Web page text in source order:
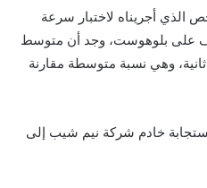
الذي أجريناه لاختبار سرعة
على بلوهوست، وجد أن متوسط
بلغ 642.3 مللي ثانية، وهي نسبة متوسطة مقارنة
خادم شركة نيم شيب إلى